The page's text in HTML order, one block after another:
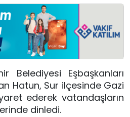
Belediyesi Eşbaşkanları
Hatun, Sur ilçesinde Gazi
ederek vatandaşların
dinledi.